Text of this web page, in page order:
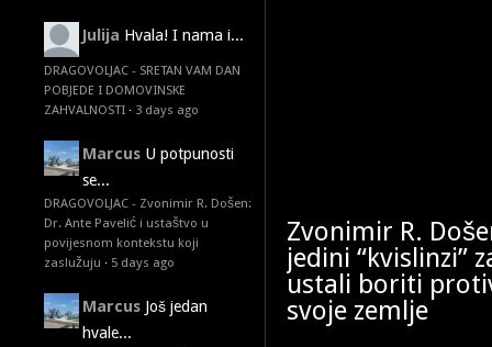
Julija Hvala! I nama i...
DRAGOVOLJAC - SRETAN VAM DAN
POBJEDE I DOMOVINSKE
ZAHVALNOSTI · 3 days ago
Marcus U potpunosti
se...
DRAGOVOLJAC - Zvonimir R. Došen:
Dr. Ante Pavelić i ustaštvo u
povijesnom kontekstu koji
zaslužuju · 5 days ago
Marcus Još jedan
hvale...
Zvonimir R.
jedini “kvislinzi”
ustali boriti
svoje zemlje